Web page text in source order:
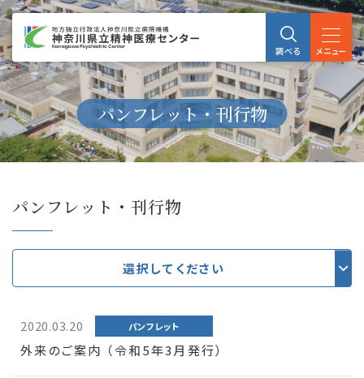
調べる メニュー
パンフレット・刊行物
パンフレット・刊行物
選択してください
2020.03.20 パンフレット
外来のご案内 （令和5年3月発行）